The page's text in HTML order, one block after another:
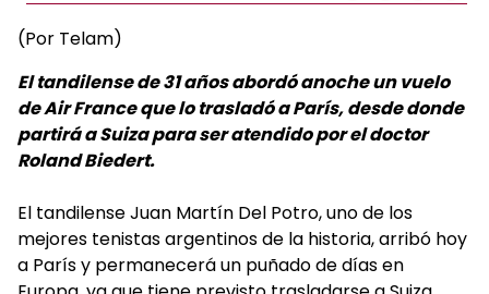
(Por Telam)
El tandilense de 31 años abordó anoche un vuelo
de Air France que lo trasladó a París, desde donde
partirá a Suiza para ser atendido por el doctor
Roland Biedert.
El tandilense Juan Martín Del Potro, uno de los
mejores tenistas argentinos de la historia, arribó hoy
a París y permanecerá un puñado de días en